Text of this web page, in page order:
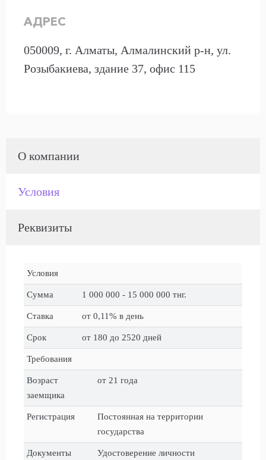
АДРЕС
050009, г. Алматы, Алмалинский р-н, ул.
Розыбакиева, здание 37, офис 115
О компании
Условия
Реквизиты
Условия
Сумма 1 000 000 - 15 000 000 тнг.
Ставка от 0,11% в день
Срок от 180 до 2520 дней
Требования
Возраст
заемщика
от 21 года
Регистрация
Постоянная на территории
государства
Документы Удостоверение личности